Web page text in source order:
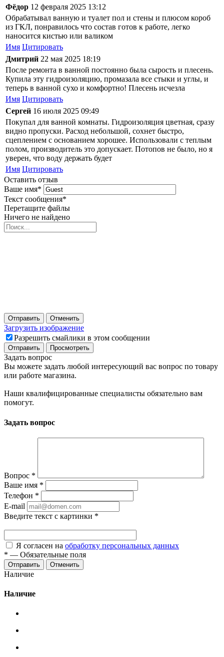
Фёдор 12 февраля 2025 13:12
Обрабатывал ванную и туалет пол и стены и плюсом короб
из ГКЛ, понравилось что состав готов к работе, легко
наносится кистью или валиком
Имя Цитировать
Дмитрий 22 мая 2025 18:19
После ремонта в ванной постоянно была сырость и плесень.
Купила эту гидроизоляцию, промазала все стыки и углы, и
теперь в ванной сухо и комфортно! Плесень исчезла
Имя Цитировать
Сергей 16 июля 2025 09:49
Покупал для ванной комнаты. Гидроизоляция цветная, сразу
видно пропуски. Расход небольшой, сохнет быстро,
сцеплением с основанием хорошее. Использовали с теплым
полом, производитель это допускает. Потопов не было, но я
уверен, что воду держать будет
Имя Цитировать
Оставить отзыв
Ваше имя*
Текст сообщения*
Перетащите файлы
Ничего не найдено
Отправить Отменить
Загрузить изображение
Разрешить смайлики в этом сообщении
Задать вопрос
Вы можете задать любой интересующий вас вопрос по товару
или работе магазина.
Наши квалифицированные специалисты обязательно вам
помогут.
Задать вопрос
Вопрос *
Ваше имя *
Телефон *
E-mail
Введите текст с картинки *
Я согласен на обработку персональных данных
* — Обязательные поля
Отменить
Наличие
Наличие